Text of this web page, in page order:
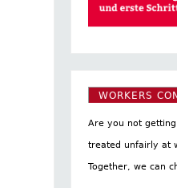
WORKERS
Are you not
treated unfairly at
Together, we can